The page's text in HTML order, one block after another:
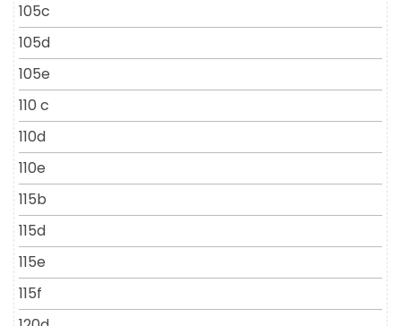
105c
105d
105e
110 c
110d
110e
115b
115d
115e
115f